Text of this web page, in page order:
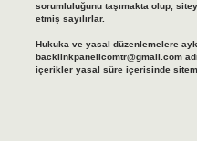
sorumluluğunu taşımakta olup,
etmiş sayılırlar.
Hukuka ve yasal düzenlemelere
backlinkpanelicomtr@gmail.com
içerikler yasal süre içerisinde